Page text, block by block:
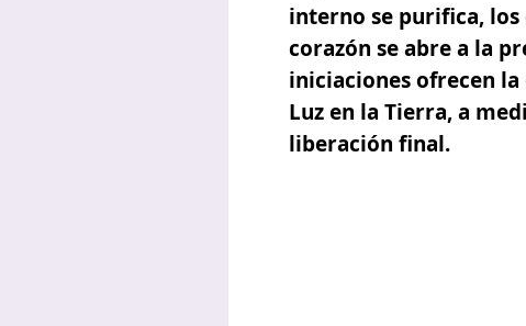
interno se purifica,
corazón se abre a la
iniciacionesofrecen la
Luz en la Tierra, a
liberación final.